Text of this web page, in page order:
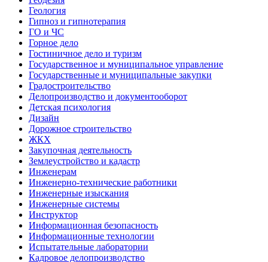
Геология
Гипноз и гипнотерапия
ГО и ЧС
Горное дело
Гостиничное дело и туризм
Государственное и муниципальное управление
Государственные и муниципальные закупки
Градостроительство
Делопроизводство и документооборот
Детская психология
Дизайн
Дорожное строительство
ЖКХ
Закупочная деятельность
Землеустройство и кадастр
Инженерам
Инженерно-технические работники
Инженерные изыскания
Инженерные системы
Инструктор
Информационная безопасность
Информационные технологии
Испытательные лаборатории
Кадровое делопроизводство